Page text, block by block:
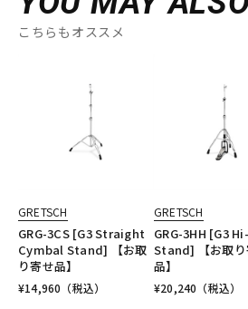
こちらもオススメ
GRETSCH
GRG-3CS [G3 Straight
Cymbal Stand] 【お取
り寄せ品】
¥14,960 （税込）
GRETSCH
GRG-3HH [G3
Stand] 【お取り
品】
¥20,240 （税込）